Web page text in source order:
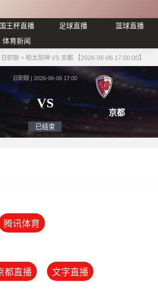
国王杯直播 足球直播
篮球直播
体育新闻
日职联> 柏太阳神 VS 京都 【2026-06-06 17:00:00】
日职联 | 2026-06-06 17:00
VS
腾讯体育
都直播 文字直播